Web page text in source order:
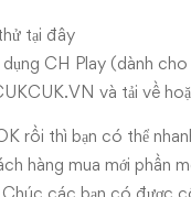
tại đây
CH Play (dành
và tải về
rồi thì bạn có thể
hàng mua mới phần